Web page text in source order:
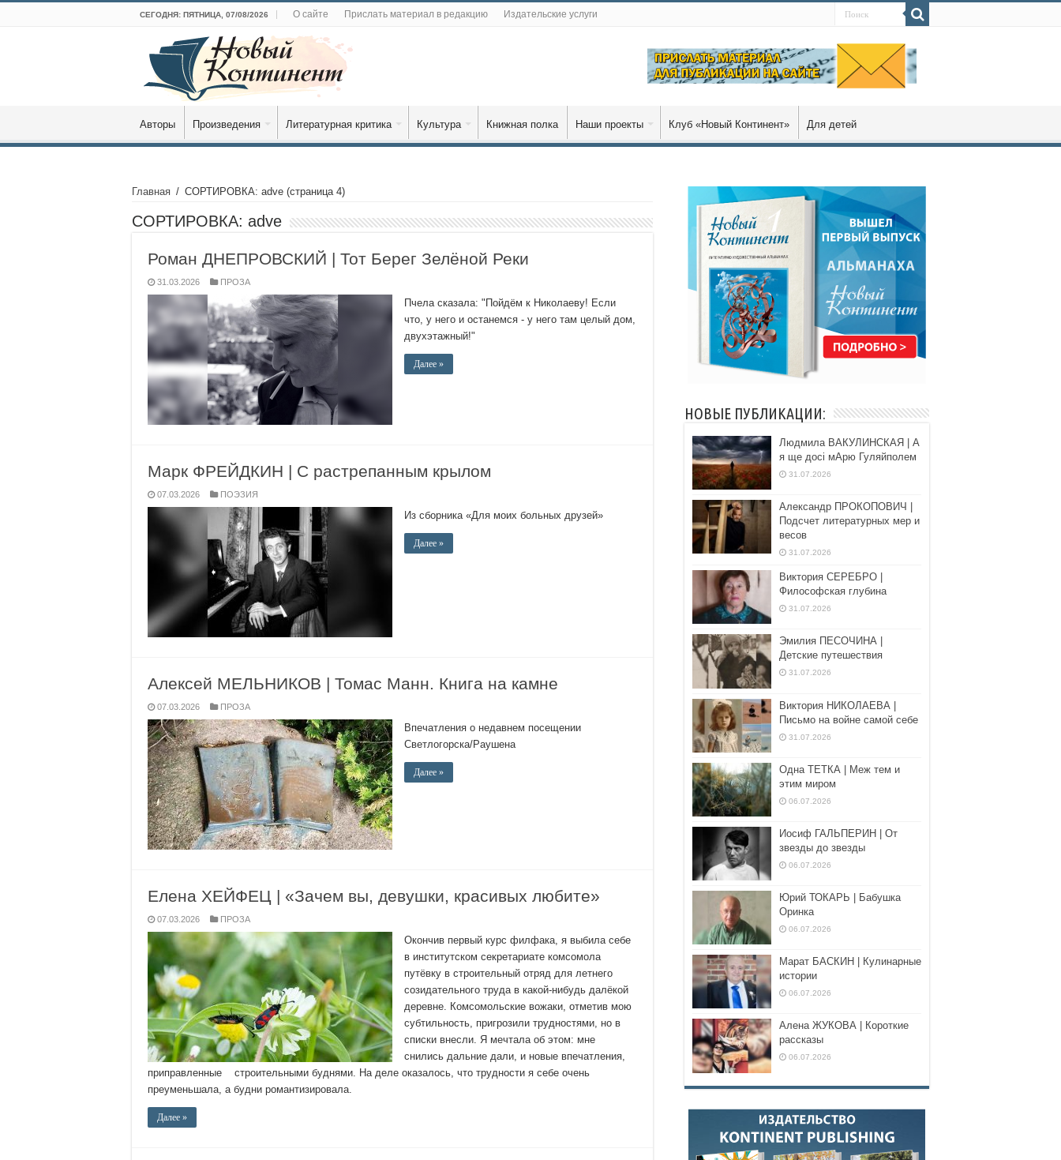
СЕГОДНЯ: ПЯТНИЦА, 07/08/2026 О сайте Прислать материал в редакцию Издательские услуги
Авторы Произведения Литературная критика Культура Книжная полка Наши проекты Клуб «Новый Континент» Для детей
Главная / СОРТИРОВКА: adve (страница 4)
СОРТИРОВКА: adve
Роман ДНЕПРОВСКИЙ | Тот Берег Зелёной Реки
31.03.2026 ПРОЗА
Пчела сказала: "Пойдём к Николаеву! Если
что, у него и останемся - у него там целый дом,
двухэтажный!"
Далее »
Марк ФРЕЙДКИН | С растрепанным крылом
07.03.2026 ПОЭЗИЯ
Из сборника «Для моих больных друзей»
Далее »
Алексей МЕЛЬНИКОВ | Томас Манн. Книга на камне
07.03.2026 ПРОЗА
Впечатления о недавнем посещении
Светлогорска/Раушена
Далее »
Елена ХЕЙФЕЦ | «Зачем вы, девушки, красивых любите»
07.03.2026 ПРОЗА
Окончив первый курс филфака, я выбила себе
в институтском секретариате комсомола
путёвку в строительный отряд для летнего
созидательного труда в какой-нибудь далёкой
деревне. Комсомольские вожаки, отметив мою
субтильность, пригрозили трудностями, но в
списки внесли. Я мечтала об этом: мне
снились дальние дали, и новые впечатления,
приправленные строительными буднями. На деле оказалось, что трудности я себе очень
преуменьшала, а будни романтизировала.
Далее »
НОВЫЕ ПУБЛИКАЦИИ:
Людмила ВАКУЛИНСКАЯ | А
я ще досі мАрю Гуляйполем
31.07.2026
Александр ПРОКОПОВИЧ |
Подсчет литературных мер и
весов
31.07.2026
Виктория СЕРЕБРО |
Философская глубина
31.07.2026
Эмилия ПЕСОЧИНА |
Детские путешествия
31.07.2026
Виктория НИКОЛАЕВА |
Письмо на войне самой себе
31.07.2026
Одна ТЕТКА | Меж тем и
этим миром
06.07.2026
Иосиф ГАЛЬПЕРИН | От
звезды до звезды
06.07.2026
Юрий ТОКАРЬ | Бабушка
Оринка
06.07.2026
Марат БАСКИН | Кулинарные
истории
06.07.2026
Алена ЖУКОВА | Короткие
рассказы
06.07.2026